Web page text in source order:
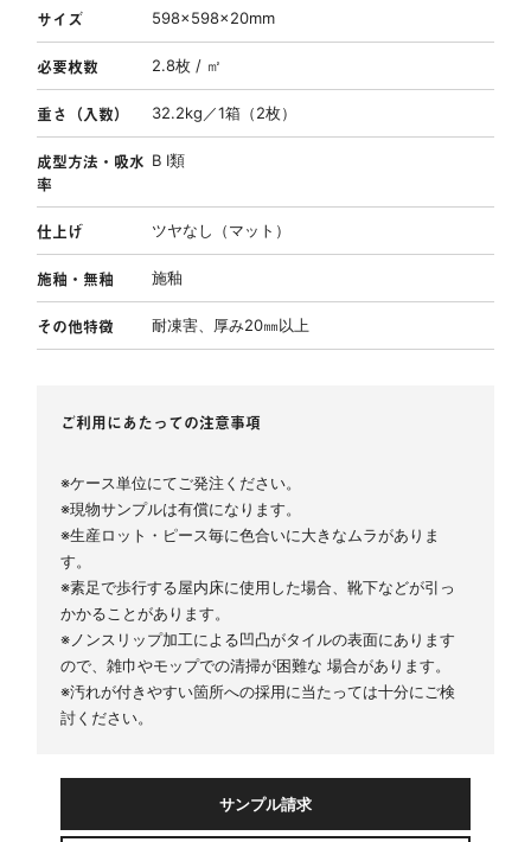
サイズ 598×598×20mm
必要枚数 2.8枚 / ㎡
重さ（入数） 32.2kg／1箱（2枚）
成型方法・吸水
率
B Ⅰ類
仕上げ ツヤなし（マット）
施釉・無釉 施釉
その他特徴 耐凍害 厚み20㎜以上
ご利用にあたっての注意事項
※ケース単位にてご発注ください。
※現物サンプルは有償になります。
※生産ロット・ピース毎に色合いに大きなムラがありま
す。
※素足で歩行する屋内床に使用した場合、靴下などが引っ
かかることがあります。
※ノンスリップ加工による凹凸がタイルの表面にあります
ので、雑巾やモップでの清掃が困難な 場合があります。
※汚れが付きやすい箇所への採用に当たっては十分にご検
討ください。
サンプル請求